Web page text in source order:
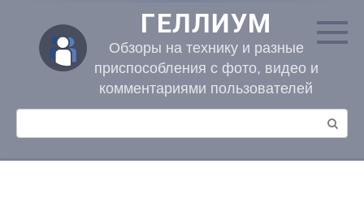
контенту
ГЕЛЛИУМ
Обзоры на технику и разные
приспособления с фото, видео и
комментариями пользователей
Поиск: